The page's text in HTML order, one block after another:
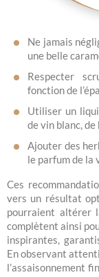
Ne jamais
une belle
Respecter
fonction de
Utiliser un
de vin blanc, de
Ajouter des
le parfum de la
Ces
vers un résultat
pourraient altérer
complètent ainsi
inspirantes,
En observant
l’assaisonnement